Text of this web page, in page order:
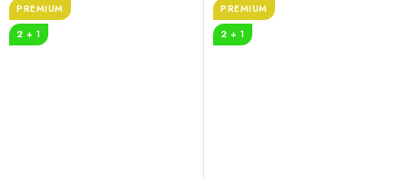
PREMIUM
2 + 1
PREMIUM
2 + 1